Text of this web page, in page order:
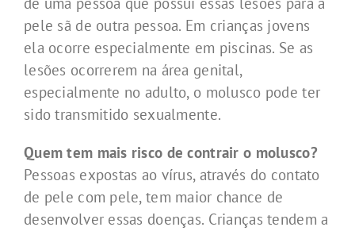
pele sã de outra pessoa. Em crianças jovens
ela ocorre especialmente em piscinas. Se as
lesões ocorrerem na área genital,
especialmente no adulto, o molusco pode ter
sido transmitido sexualmente.
Quem tem mais risco de contrair o molusco?
Pessoas expostas ao vírus, através do contato
de pele com pele, tem maior chance de
desenvolver essas doenças. Crianças tendem a